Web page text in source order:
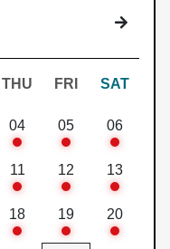
下個月
THU FRI SAT
04 05 06
11 12 13
18 19 20